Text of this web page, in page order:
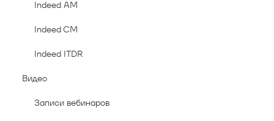
Indeed AM
Indeed CM
Indeed ITDR
Видео
Записи вебинаров